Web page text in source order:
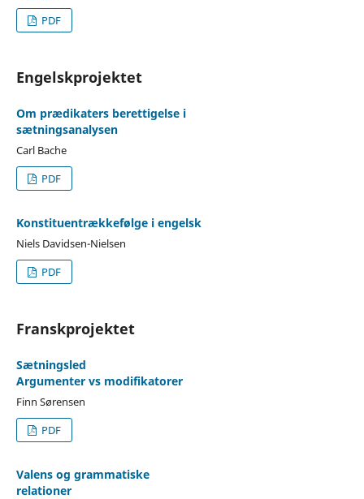
PDF
Engelskprojektet
Om prædikaters berettigelse i
sætningsanalysen
Carl Bache
PDF
Konstituentrækkefølge i engelsk
Niels Davidsen-Nielsen
PDF
Franskprojektet
Sætningsled
Argumenter vs modifikatorer
Finn Sørensen
PDF
Valens og grammatiske
relationer